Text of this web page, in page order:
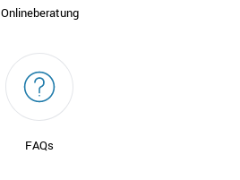
Onlineberatung
FAQs